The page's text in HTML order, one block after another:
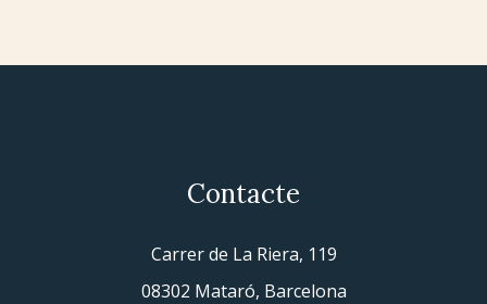
Contacte
Carrer de La Riera, 119
08302 Mataró, Barcelona